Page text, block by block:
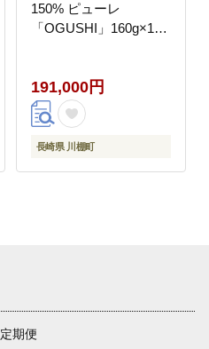
150% ピューレ
「OGUSHI」160g×10
191,000円
長崎県 川棚町
定期便